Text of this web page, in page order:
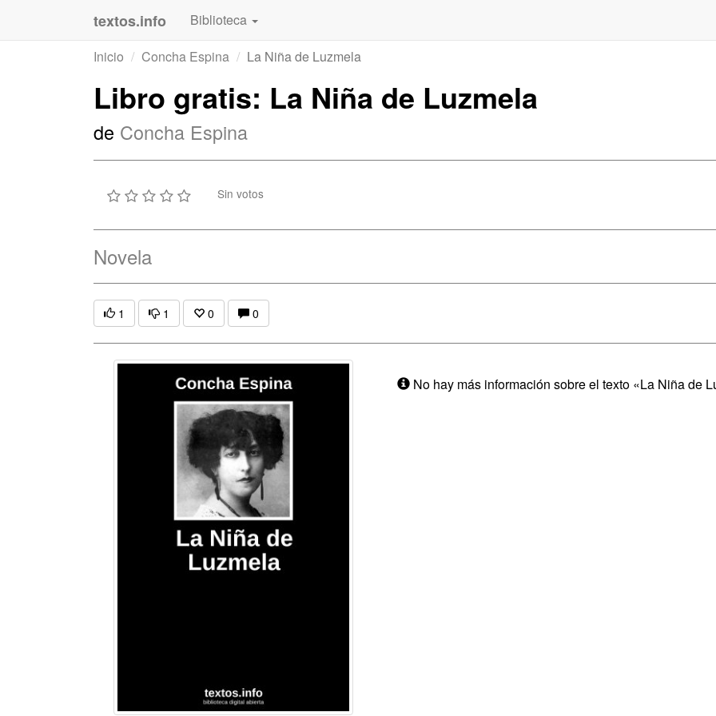
textos.info Biblioteca
Inicio
Concha Espina La Niña de Luzmela
Libro gratis: La Niña de Luzmela
de Concha Espina
Sin votos
Novela
1 1 0 0
No hay más información sobre el texto «La Niña de